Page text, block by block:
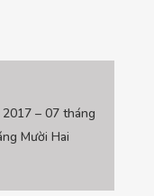
– 07 tháng
Mười Hai